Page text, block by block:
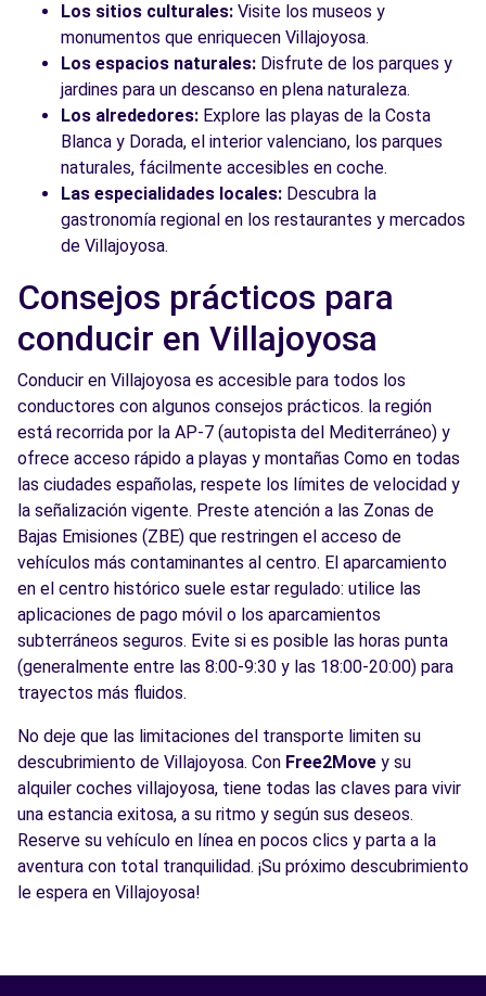
Los sitios culturales: Visite los museos y
monumentos que enriquecen Villajoyosa.
Los espacios naturales: Disfrute de los parques y
jardines para un descanso en plena naturaleza.
Los alrededores: Explore las playas de la Costa
Blanca y Dorada, el interior valenciano, los parques
naturales, fácilmente accesibles en coche.
Las especialidades locales: Descubra la
gastronomía regional en los restaurantes y mercados
de Villajoyosa.
Consejos prácticos para
conducir en Villajoyosa
Conducir en Villajoyosa es accesible para todos los
conductores con algunos consejos prácticos. la región
está recorrida por la AP-7 (autopista del Mediterráneo) y
ofrece acceso rápido a playas y montañas Como en todas
las ciudades españolas, respete los límites de velocidad y
la señalización vigente. Preste atención a las Zonas de
Bajas Emisiones (ZBE) que restringen el acceso de
vehículos más contaminantes al centro. El aparcamiento
en el centro histórico suele estar regulado: utilice las
aplicaciones de pago móvil o los aparcamientos
subterráneos seguros. Evite si es posible las horas punta
(generalmente entre las 8:00-9:30 y las 18:00-20:00) para
trayectos más fluidos.
No deje que las limitaciones del transporte limiten su
descubrimiento de Villajoyosa. Con Free2Move y su
alquiler coches villajoyosa, tiene todas las claves para vivir
una estancia exitosa, a su ritmo y según sus deseos.
Reserve su vehículo en línea en pocos clics y parta a la
aventura con total tranquilidad. ¡Su próximo descubrimiento
le espera en Villajoyosa!